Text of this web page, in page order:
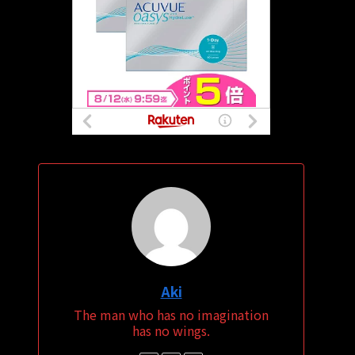
Aki
The man who has no imagination
has no wings.